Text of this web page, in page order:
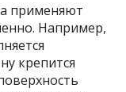
применяют
Например,
крепится